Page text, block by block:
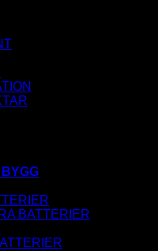
BATTERIER